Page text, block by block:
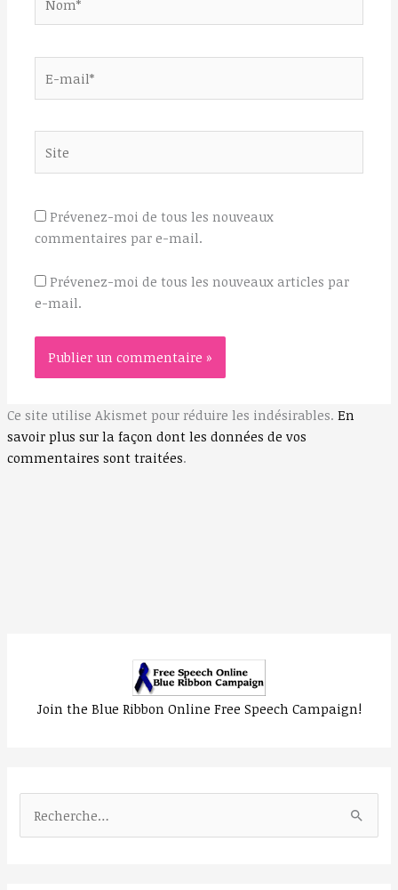
mail*
Prévenez-moi de tous les nouveaux
commentaires par e-mail.
Prévenez-moi de tous les nouveaux articles par
e-mail.
Ce site utilise Akismet pour réduire les indésirables. En
savoir plus sur la façon dont les données de vos
commentaires sont traitées.
Join the Blue Ribbon Online Free Speech Campaign!